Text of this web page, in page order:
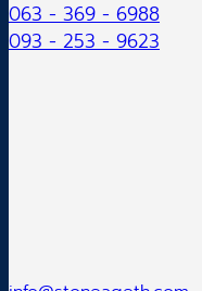
063 - 369 - 6988
093 - 253 - 9623